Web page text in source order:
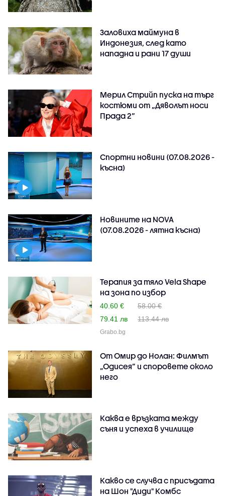
Заловиха маймуна в
Индонезия, след като
нападна и рани 17 души
Мерил Стрийп пуска на търг
костюми от „Дяволът носи
Прада 2“
Спортни новини (07.08.2026 -
късна)
Новините на NOVA
(07.08.2026 - лятна късна)
Терапия за тяло Vela Shape
на зона по избор
40.60 €
58.00 €
79.41 лв
113.44 лв
Grabo.bg
От Омир до Нолан: Филмът
„Одисея” и споровете около
него
Каква е връзката между
съня и успеха в училище
Какво се случва с присъдата
на Шон "Диди" Комбс